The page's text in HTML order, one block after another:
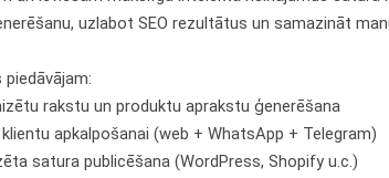
uzlabot SEO rezultātus un samazināt
piedāvājam:
rakstu un produktu aprakstu ģenerēšana
apkalpošanai (web + WhatsApp + Telegram)
satura publicēšana (WordPress, Shopify u.c.)